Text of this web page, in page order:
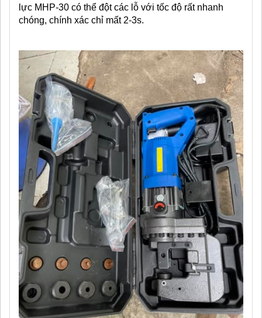
lực MHP-30 có thể đột các lỗ với tốc độ rất nhanh
chóng, chính xác chỉ mất 2-3s.